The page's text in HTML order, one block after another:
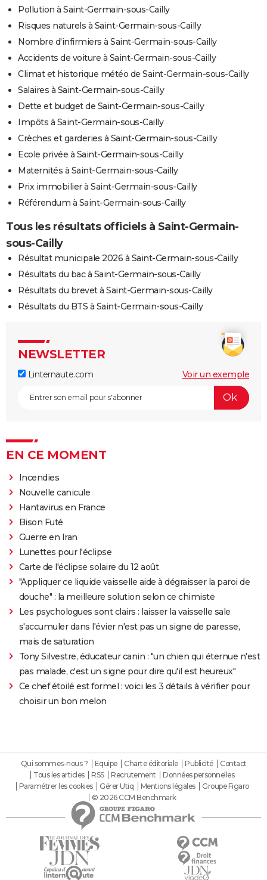
Pollution à Saint-Germain-sous-Cailly
Risques naturels à Saint-Germain-sous-Cailly
Nombre d'infirmiers à Saint-Germain-sous-Cailly
Accidents de voiture à Saint-Germain-sous-Cailly
Climat et historique météo de Saint-Germain-sous-Cailly
Salaires à Saint-Germain-sous-Cailly
Dette et budget de Saint-Germain-sous-Cailly
Impôts à Saint-Germain-sous-Cailly
Crèches et garderies à Saint-Germain-sous-Cailly
Ecole privée à Saint-Germain-sous-Cailly
Maternités à Saint-Germain-sous-Cailly
Prix immobilier à Saint-Germain-sous-Cailly
Référendum à Saint-Germain-sous-Cailly
Tous les résultats officiels à Saint-Germain-
sous-Cailly
Résultat municipale 2026 à Saint-Germain-sous-Cailly
Résultats du bac à Saint-Germain-sous-Cailly
Résultats du brevet à Saint-Germain-sous-Cailly
Résultats du BTS à Saint-Germain-sous-Cailly
NEWSLETTER
Linternaute.com Voir un exemple
EN CE MOMENT
Incendies
Nouvelle canicule
Hantavirus en France
Bison Futé
Guerre en Iran
Lunettes pour l'éclipse
Carte de l'éclipse solaire du 12 août
"Appliquer ce liquide vaisselle aide à dégraisser la paroi de
douche" : la meilleure solution selon ce chimiste
Les psychologues sont clairs : laisser la vaisselle sale
s'accumuler dans l'évier n'est pas un signe de paresse,
mais de saturation
Tony Silvestre, éducateur canin : "un chien qui éternue n'est
pas malade, c'est un signe pour dire qu'il est heureux"
Ce chef étoilé est formel : voici les 3 détails à vérifier pour
choisir un bon melon
Qui sommes-nous ? Equipe Charte éditoriale Publicité
Contact
Tous les articles
RSS Recrutement
Données personnelles
Paramétrer les cookies
Gérer Utiq Mentions légales
Groupe Figaro
© 2026 CCM Benchmark